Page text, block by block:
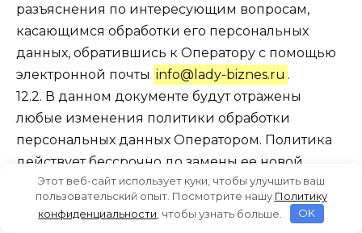
разъяснения по интересующим вопросам,
касающимся обработки его персональных
данных, обратившись к Оператору с помощью
электронной почты info@lady-biznes.ru .
12.2. В данном документе будут отражены
любые изменения политики обработки
персональных данных Оператором. Политика
действует бессрочно до замены ее новой
версией.
12.3. Актуальная версия Политики в свободном
Этот веб-сайт использует куки, чтобы улучшить ваш
пользовательский опыт. Посмотрите нашу Политику
конфиденциальности , чтобы узнать больше. OK